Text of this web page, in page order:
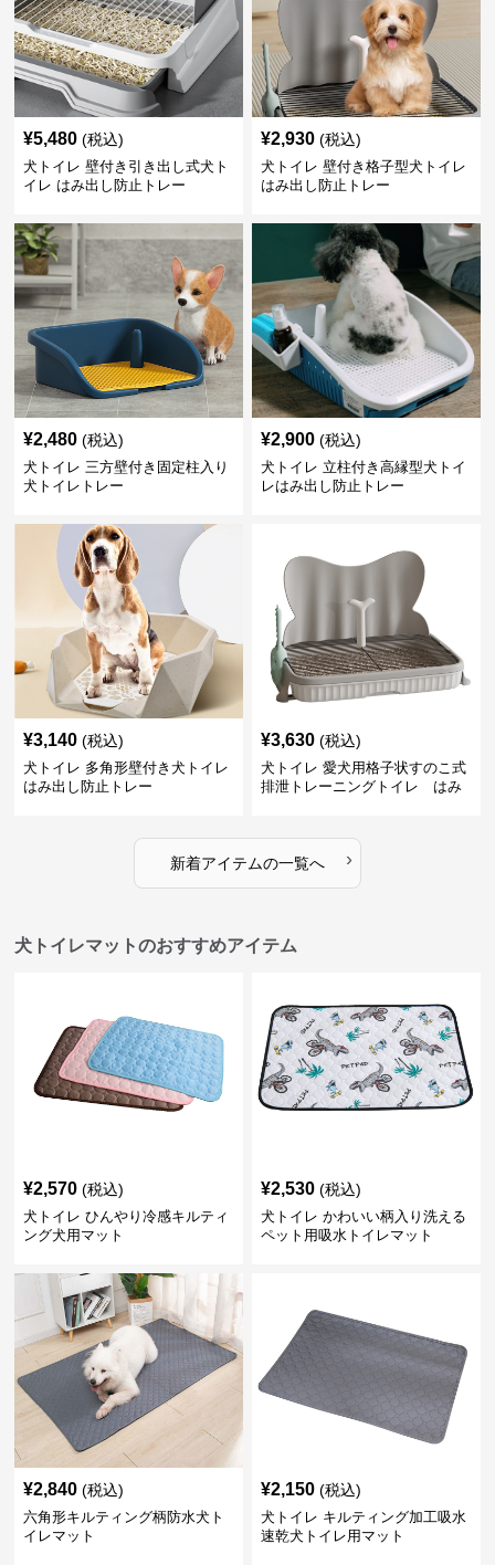
¥5,480 (税込)
犬トイレ 壁付き引き出し式犬ト
イレ はみ出し防止トレー
¥2,930 (税込)
犬トイレ 壁付き格子型犬トイレ
はみ出し防止トレー
¥2,480 (税込)
犬トイレ 三方壁付き固定柱入り
犬トイレトレー
¥2,900 (税込)
犬トイレ 立柱付き高縁型犬トイ
レはみ出し防止トレー
¥3,140 (税込)
犬トイレ 多角形壁付き犬トイレ
はみ出し防止トレー
¥3,630 (税込)
犬トイレ 愛犬用格子状すのこ式
排泄トレーニングトイレ はみ
新着アイテムの一覧へ ›
犬トイレマットのおすすめアイテム
¥2,570 (税込)
犬トイレ ひんやり冷感キルティ
ング犬用マット
¥2,530 (税込)
犬トイレ かわいい柄入り洗える
ペット用吸水トイレマット
¥2,840 (税込)
六角形キルティング柄防水犬ト
イレマット
¥2,150 (税込)
犬トイレ キルティング加工吸水
速乾犬トイレ用マット